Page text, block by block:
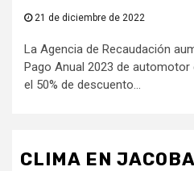
21 de diciembre de 2022
La Agencia de Recaudación
Pago Anual 2023 de
el 50% de descuento...
CLIMA EN